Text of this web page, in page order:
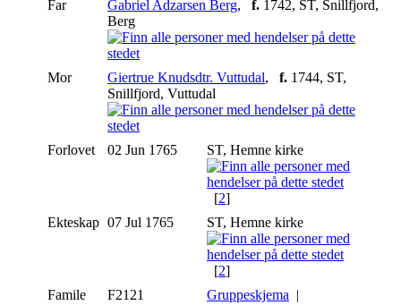
Far Gabriel Adzarsen Berg, f. 1742, ST, Snillfjord,
Berg
Mor Giertrue Knudsdtr. Vuttudal, f. 1744, ST,
Snillfjord, Vuttudal
Forlovet 02 Jun 1765 ST, Hemne kirke
[2]
Ekteskap 07 Jul 1765 ST, Hemne kirke
[2]
Famile
F2121 Gruppeskjema |